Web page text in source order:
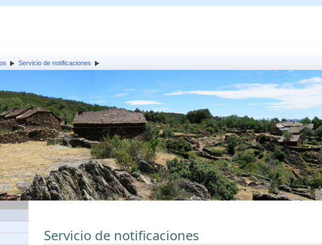
Servicio de notificaciones
Servicio de notificaciones